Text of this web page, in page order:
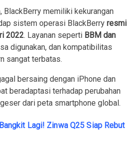
BlackBerry memiliki kekurangan
sistem operasi BlackBerry resmi
2022. Layanan seperti BBM dan
digunakan, dan kompatibilitas
sangat terbatas.
bersaing dengan iPhone dan
beradaptasi terhadap perubahan
dari peta smartphone global.
Lagi! Zinwa Q25 Siap Rebut